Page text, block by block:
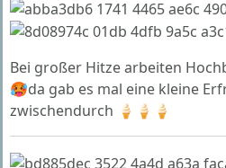
Bei großer Hitze arbeiten
🥵da gab es mal eine kleine
zwischendurch 🍦🍦🍦